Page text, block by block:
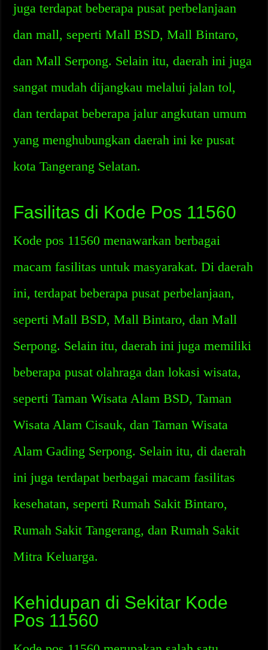
juga terdapat beberapa pusat perbelanjaan
dan mall, seperti Mall BSD, Mall Bintaro,
dan Mall Serpong. Selain itu, daerah ini juga
sangat mudah dijangkau melalui jalan tol,
dan terdapat beberapa jalur angkutan umum
yang menghubungkan daerah ini ke pusat
kota Tangerang Selatan.
Fasilitas di Kode Pos 11560
Kode pos 11560 menawarkan berbagai
macam fasilitas untuk masyarakat. Di daerah
ini, terdapat beberapa pusat perbelanjaan,
seperti Mall BSD, Mall Bintaro, dan Mall
Serpong. Selain itu, daerah ini juga memiliki
beberapa pusat olahraga dan lokasi wisata,
seperti Taman Wisata Alam BSD, Taman
Wisata Alam Cisauk, dan Taman Wisata
Alam Gading Serpong. Selain itu, di daerah
ini juga terdapat berbagai macam fasilitas
kesehatan, seperti Rumah Sakit Bintaro,
Rumah Sakit Tangerang, dan Rumah Sakit
Mitra Keluarga.
Kehidupan di Sekitar Kode
Pos 11560